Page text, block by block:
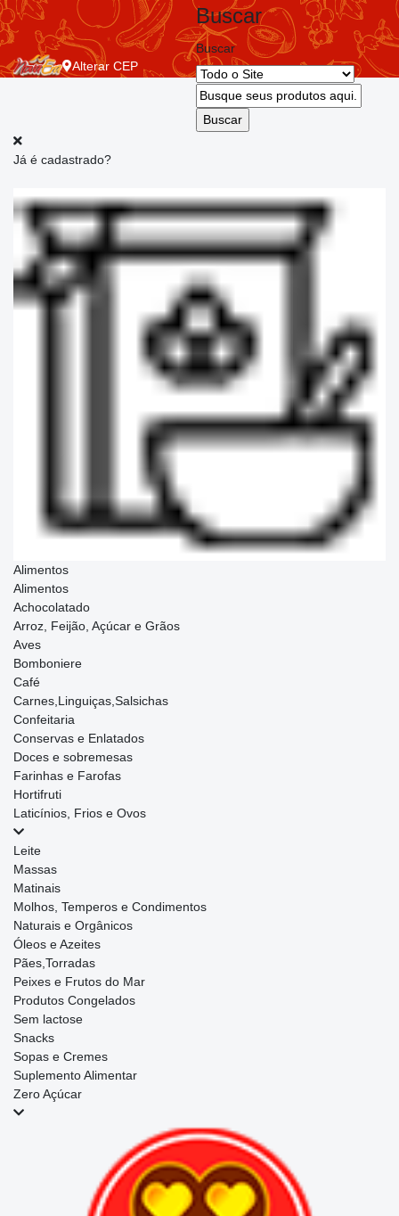
Alterar CEP
Buscar
Buscar
Já é cadastrado?
Alimentos
Alimentos
Achocolatado
Arroz, Feijão, Açúcar e Grãos
Aves
Bomboniere
Café
Carnes,Linguiças,Salsichas
Confeitaria
Conservas e Enlatados
Doces e sobremesas
Farinhas e Farofas
Hortifruti
Laticínios, Frios e Ovos
Leite
Massas
Matinais
Molhos, Temperos e Condimentos
Naturais e Orgânicos
Óleos e Azeites
Pães,Torradas
Peixes e Frutos do Mar
Produtos Congelados
Sem lactose
Snacks
Sopas e Cremes
Suplemento Alimentar
Zero Açúcar